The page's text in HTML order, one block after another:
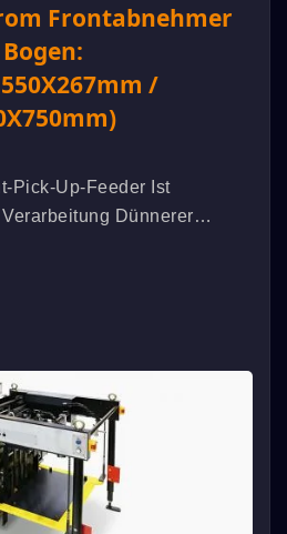
Frontabnehmer
/
Pick-Up-Feeder Ist
Dünnerer
Flow-
Betrieben, Die